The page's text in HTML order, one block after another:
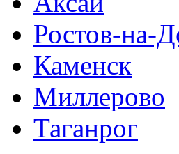
Ростов-на-
Каменск
Миллерово
Таганрог